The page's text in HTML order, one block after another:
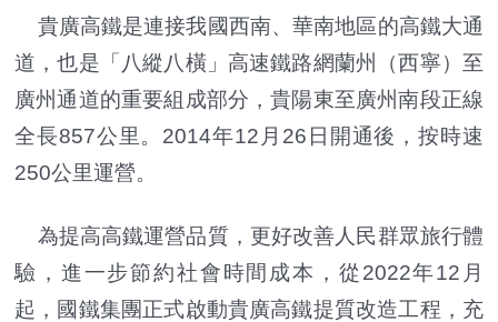
貴廣高鐵是連接我國西南、華南地區的高鐵大通
道，也是「八縱八橫」高速鐵路網蘭州（西寧）至
廣州通道的重要組成部分，貴陽東至廣州南段正線
全長857公里。2014年12月26日開通後，按時速
250公里運營。
為提高高鐵運營品質，更好改善人民群眾旅行體
驗，進一步節約社會時間成本，從2022年12月
起，國鐵集團正式啟動貴廣高鐵提質改造工程，充